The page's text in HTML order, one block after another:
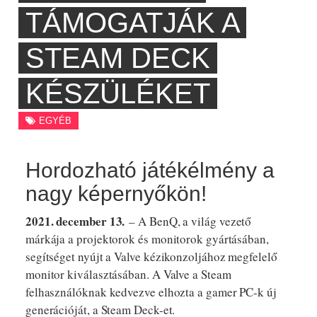
TÁMOGATJÁK A
STEAM DECK
KÉSZÜLÉKET
EGYÉB
Hordozható játékélmény a
nagy képernyőkön!
2021. december 13. – A BenQ, a világ vezető
márkája a projektorok és monitorok gyártásában,
segítséget nyújt a Valve kézikonzoljához megfelelő
monitor kiválasztásában. A Valve a Steam
felhasználóknak kedvezve elhozta a gamer PC-k új
generációját, a Steam Deck-et.